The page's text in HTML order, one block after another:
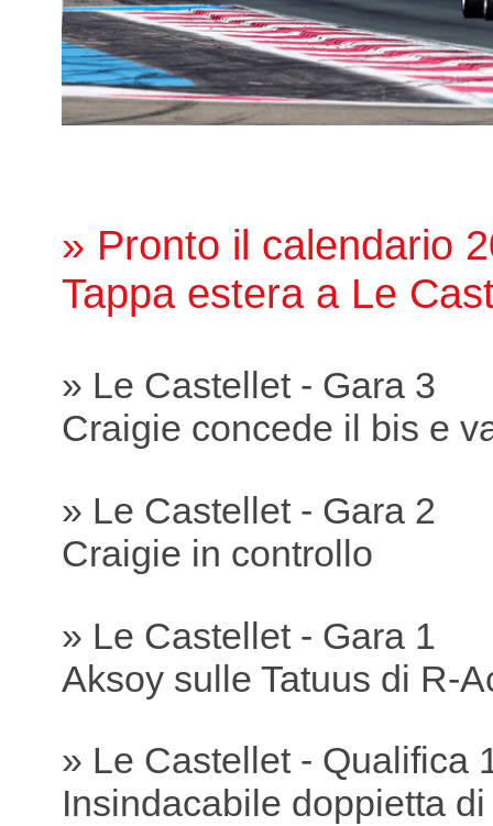
» Pronto il calendario
Tappa estera a Le
» Le Castellet - Gara 3
Craigie concede il bis e
» Le Castellet - Gara 2
Craigie in controllo
» Le Castellet - Gara 1
Aksoy sulle Tatuus di R-
» Le Castellet - Qualifica
Insindacabile doppietta